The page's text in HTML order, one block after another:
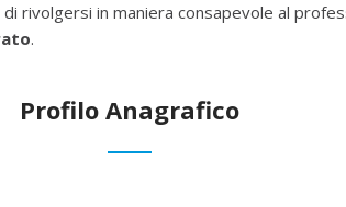
rivolgersi in maniera consapevole al
.
Profilo Anagrafico